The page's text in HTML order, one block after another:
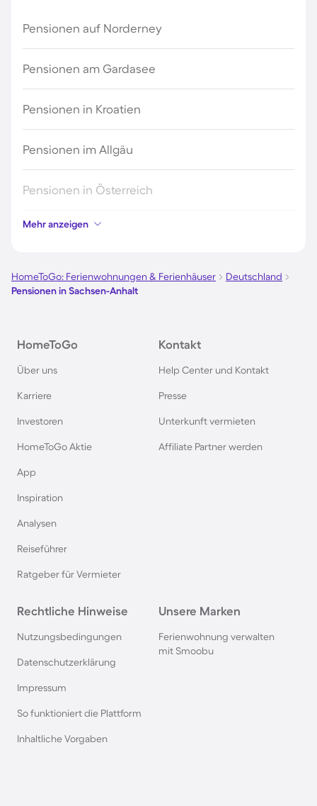
Pensionen auf Norderney
Pensionen am Gardasee
Pensionen in Kroatien
Pensionen im Allgäu
Pensionen in Österreich
Pensionen in Hamburg
Pensionen in Berlin
Pensionen in Oberstdorf
Pensionen in Schweden
Pensionen in Holland
Pensionen im Bayerischen Wald
Pensionen in Deutschland
Pensionen in Berchtesgaden
Mehr anzeigen
HomeToGo: Ferienwohnungen & Ferienhäuser
Deutschland
Pensionen in Sachsen-Anhalt
HomeToGo
Über uns
Karriere
Investoren
HomeToGo Aktie
App
Inspiration
Analysen
Reiseführer
Ratgeber für Vermieter
Kontakt
Help Center und Kontakt
Presse
Unterkunft vermieten
Affiliate Partner werden
Rechtliche Hinweise
Nutzungsbedingungen
Datenschutzerklärung
Impressum
So funktioniert die Plattform
Inhaltliche Vorgaben
Unsere Marken
Ferienwohnung verwalten
mit Smoobu